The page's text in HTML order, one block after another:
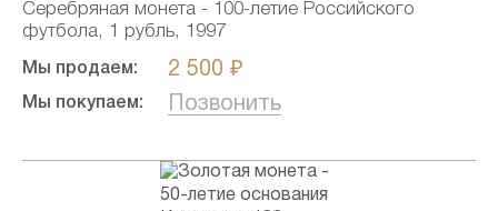
Серебряная монета - 100-летие Российского
футбола, 1 рубль, 1997
Мы продаем: 2 500 ₽
Мы покупаем: Позвонить